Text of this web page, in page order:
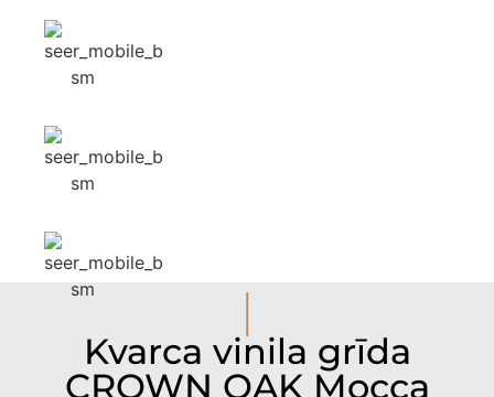
I
Kvarca vinila grīda
CROWN OAK Mocca